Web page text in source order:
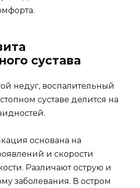
сустава
недуг, воспалительный
суставе делится на
основана на
и скорости
Различают острую и
заболевания. В остром